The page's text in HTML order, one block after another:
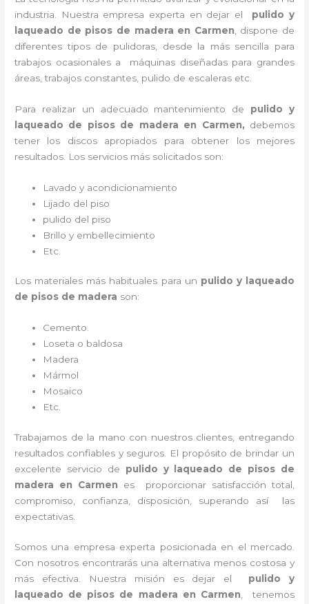
industria. Nuestra empresa experta en dejar el pulido y
laqueado de pisos de madera en Carmen , dispone de
diferentes tipos de pulidoras, desde la más sencilla para
trabajos ocasionales a máquinas diseñadas para grandes
áreas, trabajos constantes, pulido de escaleras etc.
Para realizar un adecuado mantenimiento de pulido y
laqueado de pisos de madera en Carmen, debemos
tener los discos apropiados para obtener los mejores
resultados. Los servicios más solicitados son:
Lavado y acondicionamiento
Lijado del piso
pulido del piso
Brillo y embellecimiento
Etc.
Los materiales más habituales para un pulido y laqueado
de pisos de madera son:
Cemento.
Loseta o baldosa
Madera
Mármol
Mosaico
Etc.
Trabajamos de la mano con nuestros clientes, entregando
resultados confiables y seguros. El propósito de brindar un
excelente servicio de pulido y laqueado de pisos de
madera
en Carmen es proporcionar satisfacción total,
compromiso, confianza, disposición, superando así las
expectativas.
Somos una empresa experta posicionada en el mercado.
Con nosotros encontrarás una alternativa menos costosa y
más efectiva. Nuestra misión es dejar el pulido y
laqueado de pisos de madera en Carmen, tenemos